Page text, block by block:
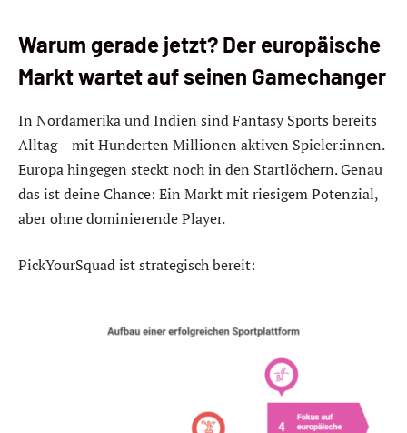
Warum gerade jetzt? Der europäische
Markt wartet auf seinen Gamechanger
In Nordamerika und Indien sind Fantasy Sports bereits
Alltag – mit Hunderten Millionen aktiven Spieler:innen.
Europa hingegen steckt noch in den Startlöchern. Genau
das ist deine Chance: Ein Markt mit riesigem Potenzial,
aber ohne dominierende Player.
PickYourSquad ist strategisch bereit: